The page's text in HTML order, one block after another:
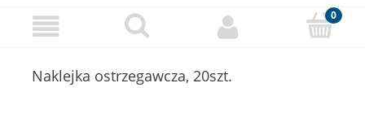
Naklejka ostrzegawcza, 20szt.